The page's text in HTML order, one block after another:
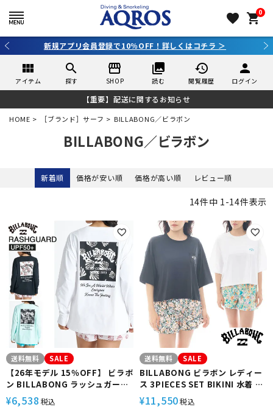
favorite 0
shopping_cart
3,980円（税込）以上のご購入で送料無料！
view_module
アイテム
search
探す
storefront
SHOP
collections
読む
history
閲覧履歴
person
ログイン
【重要】配送に関するお知らせ
HOME ［ブランド］サーフ BILLABONG／ビラボン
BILLABONG／ビラボン
新着順 価格が安い順 価格が高い順 レビュー順
14件中 1-14件表示
送料無料 SALE
【26年モデル 15％OFF】 ビラボ
ン BILLABONG ラッシュガード
長袖 ストレッチ UVカット
¥6,538 税込
送料無料 SALE
BILLABONG ビラボン レディー
ス 3PIECES SET BIKINI 水着 半
袖Tシャツ サーフショーツ クロッ
¥11,550税込